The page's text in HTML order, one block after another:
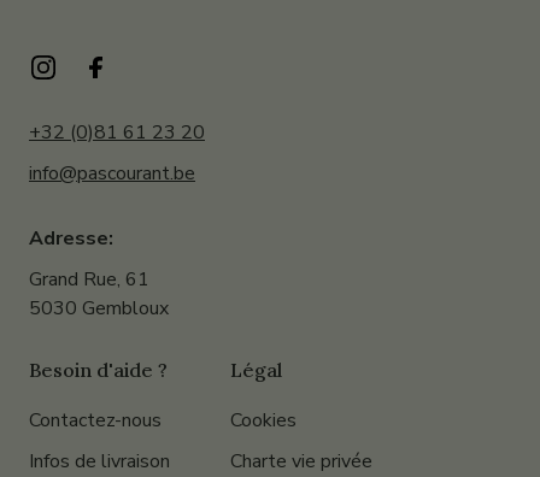
+32 (0)81 61 23 20
info@pascourant.be
Adresse:
Grand Rue, 61
5030 Gembloux
Besoin d'aide ?
Contactez-nous
Infos de livraison
Légal
Cookies
Charte vie privée